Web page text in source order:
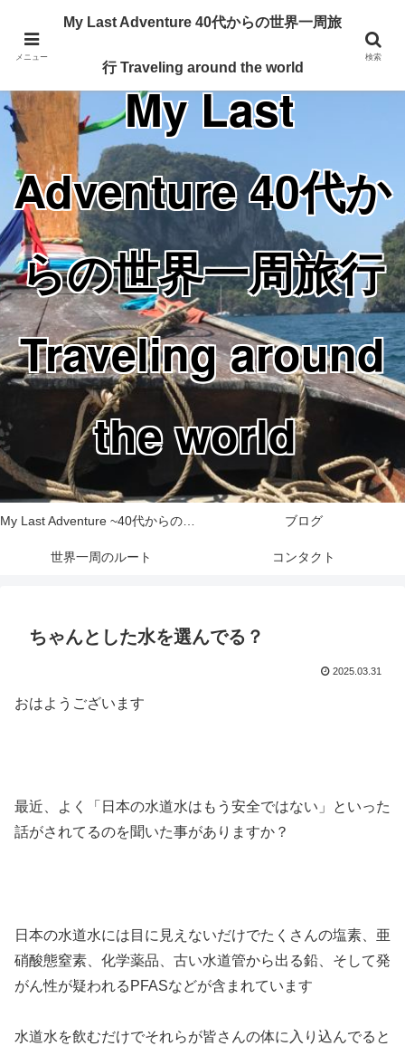
Traveling around the world from my 40's
My Last
Adventure 40代か
らの世界一周旅行
Traveling around
the world
My Last Adventure ~40代からの世界一周旅行記~ ブログ
世界一周のルート コンタクト
ちゃんとした水を選んでる？
2025.03.31
おはようございます
最近、よく「日本の水道水はもう安全ではない」といった
話がされてるのを聞いた事がありますか？
日本の水道水には目に見えないだけでたくさんの塩素、亜
硝酸態窒素、化学薬品、古い水道管から出る鉛、そして発
がん性が疑われるPFASなどが含まれています
水道水を飲むだけでそれらが皆さんの体に入り込んでると
メニュー
My Last Adventure 40代からの世界一周旅
行 Traveling around the world
検索